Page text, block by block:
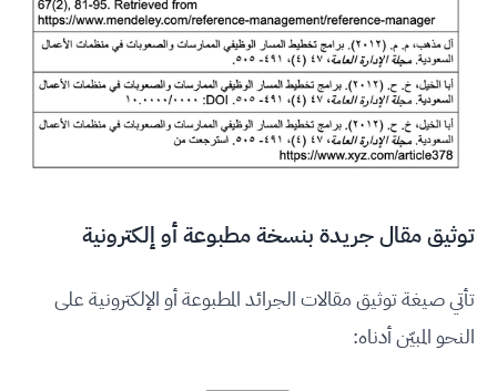
توثيق مقال جريدة بنسخة مطبوعة أو إلكترونية
تأتي صيغة توثيق مقالات الجرائد المطبوعة أو الإلكترونية على
النحو المبيّن أدناه: